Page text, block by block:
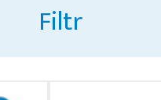
Filtr